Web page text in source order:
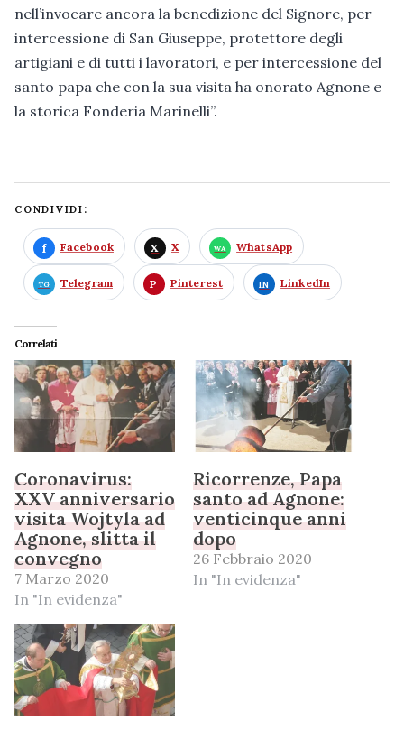
nell’invocare ancora la benedizione del Signore, per
intercessione di San Giuseppe, protettore degli
artigiani e di tutti i lavoratori, e per intercessione del
santo papa che con la sua visita ha onorato Agnone e
la storica Fonderia Marinelli”.
CONDIVIDI:
Facebook X WhatsApp
Telegram Pinterest LinkedIn
Correlati
Coronavirus:
XXV anniversario
visita Wojtyla ad
Agnone, slitta il
convegno
7 Marzo 2020
In "In evidenza"
Ricorrenze, Papa
santo ad Agnone:
venticinque anni
dopo
26 Febbraio 2020
In "In evidenza"